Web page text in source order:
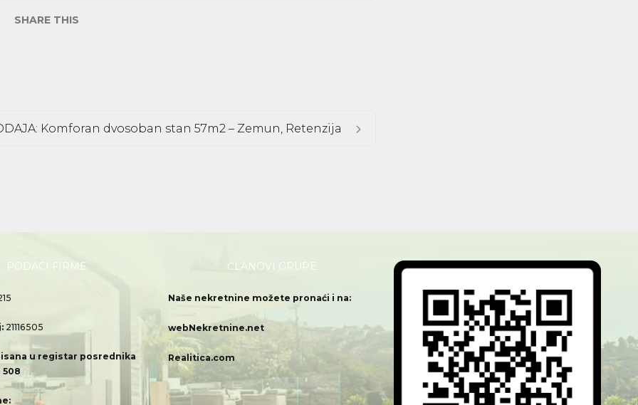
SHARE THIS
Komforan dvosoban stan 57m2 – Zemun, Retenzija
PODACI FIRME
21116505
u registar posrednika
ČLANOVI GRUPE
Naše nekretnine možete pronaći i na:
webNekretnine.net
Realitica.com